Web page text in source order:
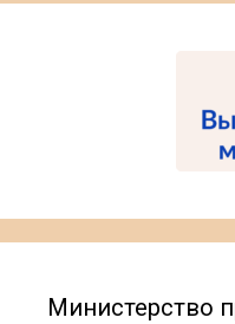
Министерство